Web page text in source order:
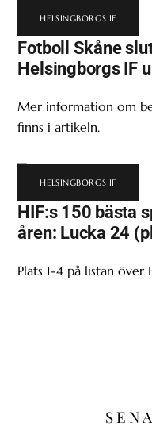
HELSINGBORGS IF
Fotboll Skåne
Helsingborgs IF
Mer information om
finns i artikeln.
HELSINGBORGS IF
HIF:s 150 bästa
åren: Lucka 24
Plats 1-4 på listan över